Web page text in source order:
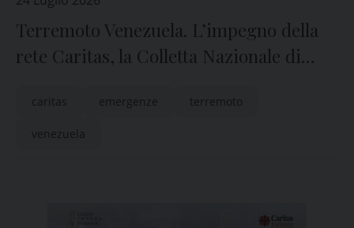
Terremoto Venezuela. L’impegno della
rete Caritas, la Colletta Nazionale di
caritas emergenze terremoto
venezuela